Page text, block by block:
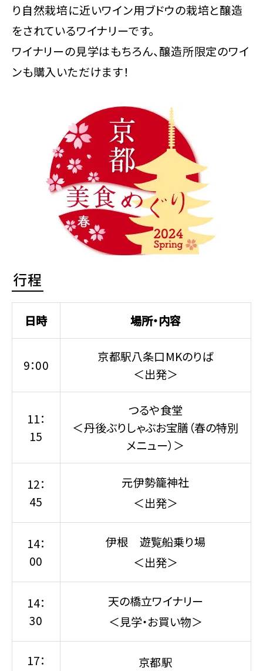
り自然栽培に近いワイン用ブドウの栽培と醸造
をされているワイナリーです。
ワイナリーの見学はもちろん、醸造所限定のワイ
ンも購入いただけます！
行程
日時 場所・内容
9：00
京都駅八条口MKのりば
＜出発＞
11：
15
つるや食堂
＜丹後ぶりしゃぶお宝膳（春の特別
メニュー）＞
12：
45
元伊勢籠神社
＜出発＞
14：
00
伊根 遊覧船乗り場
＜出発＞
14：
30
天の橋立ワイナリー
＜見学・お買い物＞
17： 京都駅